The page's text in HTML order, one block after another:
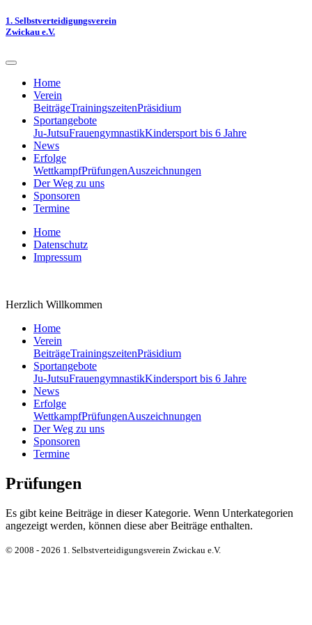
1. Selbstverteidigungsverein
Zwickau e.V.
Home
Verein
BeiträgeTrainingszeitenPräsidium
Sportangebote
Ju-JutsuFrauengymnastikKindersport bis 6 Jahre
News
Erfolge
WettkampfPrüfungenAuszeichnungen
Der Weg zu uns
Sponsoren
Termine
Home
Datenschutz
Impressum
Herzlich Willkommen
Home
Verein
BeiträgeTrainingszeitenPräsidium
Sportangebote
Ju-JutsuFrauengymnastikKindersport bis 6 Jahre
News
Erfolge
WettkampfPrüfungenAuszeichnungen
Der Weg zu uns
Sponsoren
Termine
Prüfungen
Es gibt keine Beiträge in dieser Kategorie. Wenn Unterkategorien
angezeigt werden, können diese aber Beiträge enthalten.
© 2008 - 2026 1. Selbstverteidigungsverein Zwickau e.V.